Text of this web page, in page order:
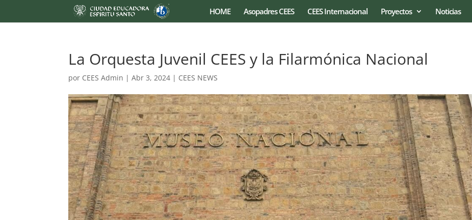
HOME Asopadres CEES CEES Internacional Proyectos Noticias
La Orquesta Juvenil CEES y la Filarmónica Nacional
por CEES Admin |Abr 3, 2024 | CEES NEWS